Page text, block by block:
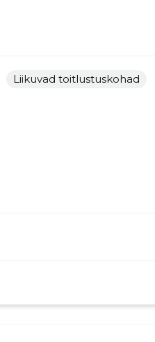
Liikuvad toitlustuskohad